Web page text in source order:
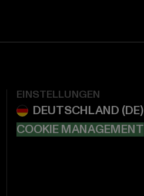
EINSTELLUNGEN
COOKIE MANAGEMENT